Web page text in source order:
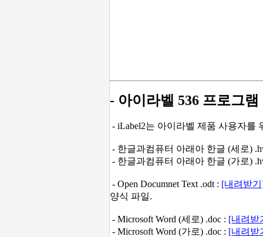
- 아이라벨 536 프로그
- iLabel2는 아이라벨 제품 사용자
- 한글과컴퓨터 아래아 한글 (세로)
- 한글과컴퓨터 아래아 한글 (가로)
- Open Documnet Text .odt : [내려받
양식 파일.
- Microsoft Word (세로) .doc : [내려받
- Microsoft Word (가로) .doc : [내려받